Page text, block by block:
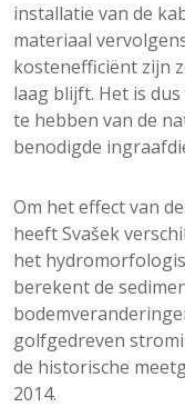
installatie van de
materiaal
kostenefficiënt zijn
laag blijft. Het is
te hebben van de
benodigde
Om het effect van
heeft Svašek
het
berekent de
golfgedreven
de historische
2014.